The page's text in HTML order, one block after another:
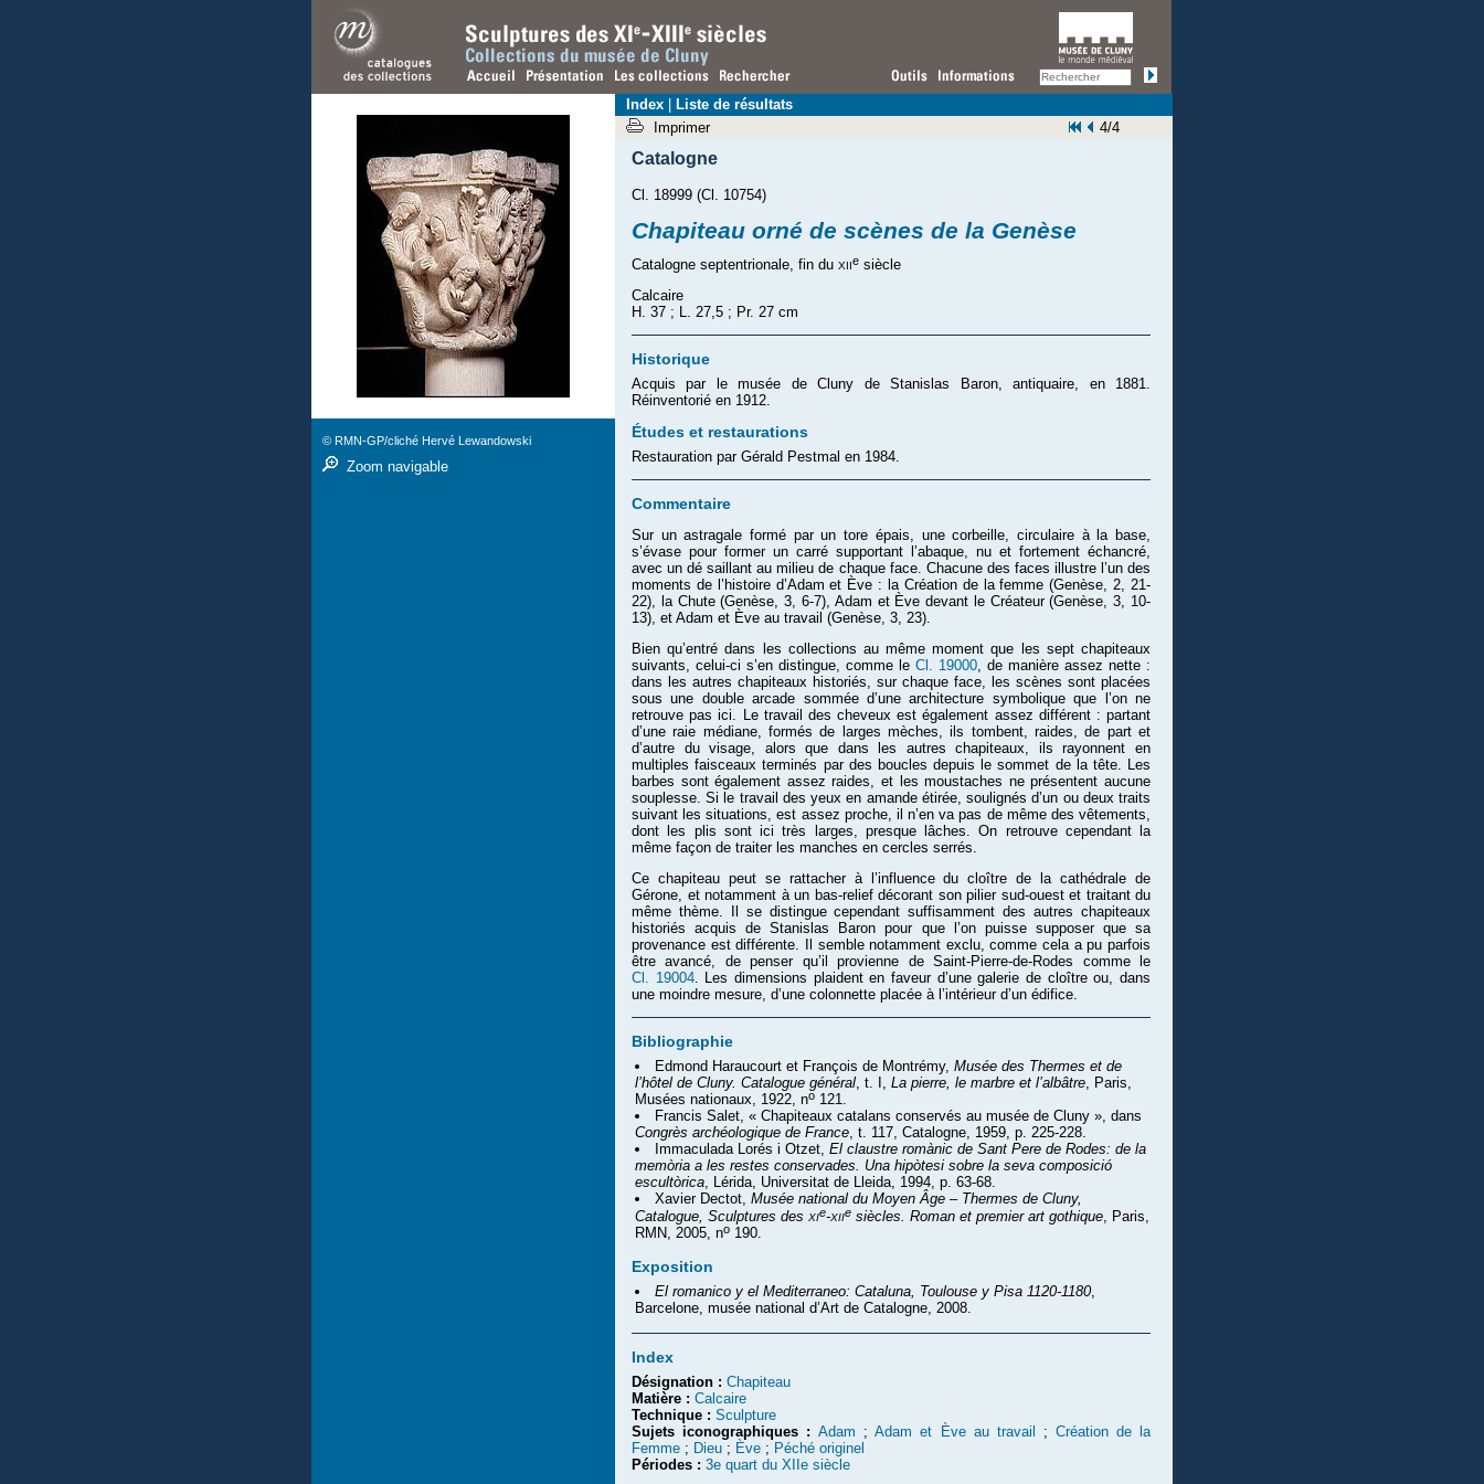
Catalogne
Cl. 18999 (Cl. 10754)
Chapiteau orné de scènes de la Genèse
Catalogne septentrionale, fin du xiie siècle
Calcaire
H. 37 ; L. 27,5 ; Pr. 27 cm
Historique
Acquis par le musée de Cluny de Stanislas Baron, antiquaire, en 1881.
Réinventorié en 1912.
Études et restaurations
Restauration par Gérald Pestmal en 1984.
Commentaire
Sur un astragale formé par un tore épais, une corbeille, circulaire à la base,
s’évase pour former un carré supportant l’abaque, nu et fortement échancré,
avec un dé saillant au milieu de chaque face. Chacune des faces illustre l’un des
moments de l’histoire d’Adam et Ève : la Création de la femme (Genèse, 2, 21-
22), la Chute (Genèse, 3, 6-7), Adam et Ève devant le Créateur (Genèse, 3, 10-
13), et Adam et Ève au travail (Genèse, 3, 23).
Bien qu’entré dans les collections au même moment que les sept chapiteaux
suivants, celui-ci s’en distingue, comme le Cl. 19000 , de manière assez nette :
dans les autres chapiteaux historiés, sur chaque face, les scènes sont placées
sous une double arcade sommée d’une architecture symbolique que l’on ne
retrouve pas ici. Le travail des cheveux est également assez différent : partant
d’une raie médiane, formés de larges mèches, ils tombent, raides, de part et
d’autre du visage, alors que dans les autres chapiteaux, ils rayonnent en
multiples faisceaux terminés par des boucles depuis le sommet de la tête. Les
barbes sont également assez raides, et les moustaches ne présentent aucune
souplesse. Si le travail des yeux en amande étirée, soulignés d’un ou deux traits
suivant les situations, est assez proche, il n’en va pas de même des vêtements,
dont les plis sont ici très larges, presque lâches. On retrouve cependant la
même façon de traiter les manches en cercles serrés.
Ce chapiteau peut se rattacher à l’influence du cloître de la cathédrale de
Gérone, et notamment à un bas-relief décorant son pilier sud-ouest et traitant du
même thème. Il se distingue cependant suffisamment des autres chapiteaux
historiés acquis de Stanislas Baron pour que l’on puisse supposer que sa
provenance est différente. Il semble notamment exclu, comme cela a pu parfois
être avancé, de penser qu’il provienne de Saint-Pierre-de-Rodes comme le
Cl. 19004. Les dimensions plaident en faveur d’une galerie de cloître ou, dans
une moindre mesure, d’une colonnette placée à l’intérieur d’un édifice.
Bibliographie
Edmond Haraucourt et François de Montrémy, Musée des Thermes et de
l’hôtel de Cluny. Catalogue général , t. I, La pierre, le marbre et l’albâtre , Paris,
Musées nationaux, 1922, no 121.
Francis Salet, « Chapiteaux catalans conservés au musée de Cluny », dans
Congrès archéologique de France , t. 117, Catalogne, 1959, p. 225-228.
Immaculada Lorés i Otzet, El claustre romànic de Sant Pere de Rodes: de la
memòria a les restes conservades. Una hipòtesi sobre la seva composició
escultòrica , Lérida, Universitat de Lleida, 1994, p. 63-68.
Xavier Dectot, Musée national du Moyen Âge – Thermes de Cluny,
Catalogue, Sculptures des xie-xiie siècles. Roman et premier art gothique , Paris,
RMN, 2005, no 190.
Exposition
El romanico y el Mediterraneo: Cataluna, Toulouse y Pisa 1120-1180,
Barcelone, musée national d’Art de Catalogne, 2008.
Index
Désignation : Chapiteau
Matière : Calcaire
Technique : Sculpture
Sujets iconographiques :Adam ;Adam et Ève au travail ; Création de la
Femme ; Dieu ; Ève ; Péché originel
Périodes : 3e quart du XIIe siècle
© RMN-GP/cliché Hervé Lewandowski
Zoom navigable
Index
Liste de résultats
Imprimer
4/4